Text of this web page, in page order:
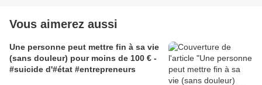
Vous aimerez aussi
Une personne peut mettre fin à sa vie
(sans douleur) pour moins de 100 € -
#suicide d'#état #entrepreneurs